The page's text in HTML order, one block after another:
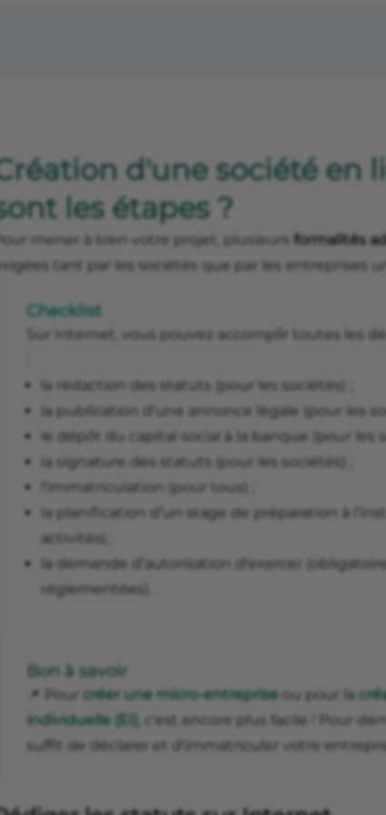
d'une société en
les étapes ?
mener à bien votre projet, plusieurs formalités
tant par les sociétés que par les entreprises
Checklist
Sur Internet, vous pouvez accomplir toutes les
la rédaction des statuts (pour les sociétés) ;
la publication d'une annonce légale (pour les
le dépôt du capital social à la banque (pour les
la signature des statuts (pour les sociétés) ;
l'immatriculation (pour tous) ;
la planification d’un stage de préparation à
activités) ;
la demande d’autorisation d'exercer
réglementées).
Bon à savoir
📌 Pour créer une micro-entreprise ou pour la
individuelle (EI) , c'est encore plus facile ! Pour
suffit de déclarer et d'immatriculer votre